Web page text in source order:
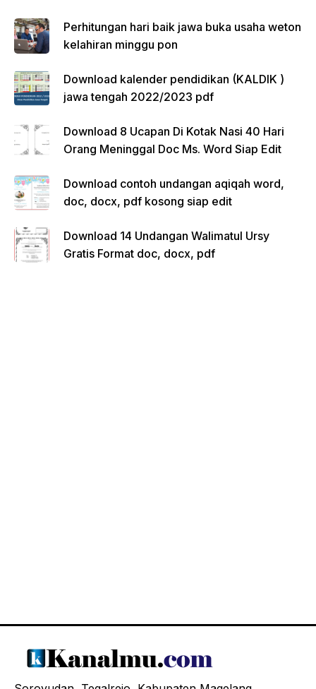
Perhitungan hari baik jawa buka usaha weton
kelahiran minggu pon
Download kalender pendidikan (KALDIK )
jawa tengah 2022/2023 pdf
Download 8 Ucapan Di Kotak Nasi 40 Hari
Orang Meninggal Doc Ms. Word Siap Edit
Download contoh undangan aqiqah word,
doc, docx, pdf kosong siap edit
Download 14 Undangan Walimatul Ursy
Gratis Format doc, docx, pdf